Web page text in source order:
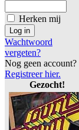
Herken mij
Wachtwoord
vergeten?
Nog geen account?
Registreer hier.
Gezocht!